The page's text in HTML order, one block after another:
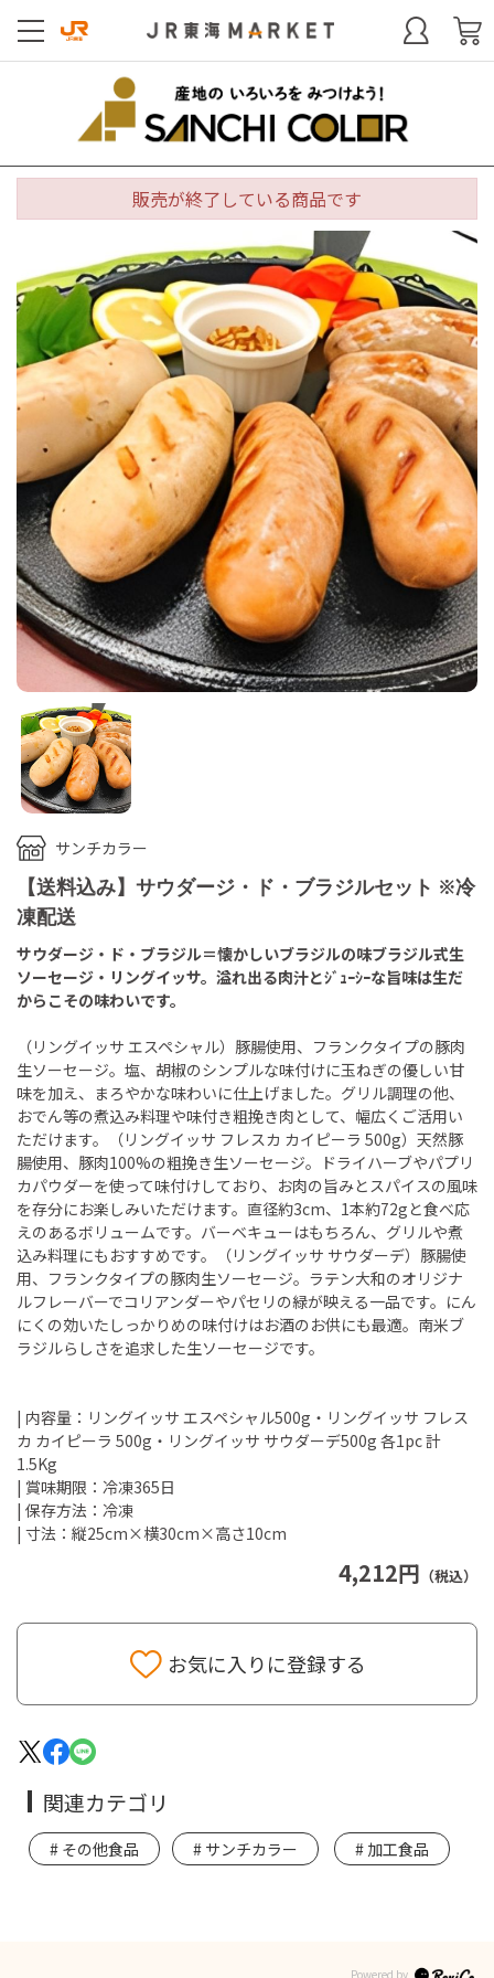
サンチカラー
【送料込み】サウダージ・ド・ブラジルセット ※冷
凍配送
4,212円 （税込）
サウダージ・ド・ブラジル＝懐かしいブラジルの味ブラジル式生
ソーセージ・リングイッサ。溢れ出る肉汁とｼﾞｭｰｼｰな旨味は生だ
からこその味わいです。
（リングイッサ エスペシャル）豚腸使用、フランクタイプの豚肉
生ソーセージ。塩、胡椒のシンプルな味付けに玉ねぎの優しい甘
味を加え、まろやかな味わいに仕上げました。グリル調理の他、
おでん等の煮込み料理や味付き粗挽き肉として、幅広くご活用い
ただけます。（リングイッサ フレスカ カイピーラ 500g）天然豚
腸使用、豚肉100%の粗挽き生ソーセージ。ドライハーブやパプリ
カパウダーを使って味付けしており、お肉の旨みとスパイスの風味
を存分にお楽しみいただけます。直径約3cm、1本約72gと食べ応
えのあるボリュームです。バーベキューはもちろん、グリルや煮
込み料理にもおすすめです。（リングイッサ サウダーデ）豚腸使
用、フランクタイプの豚肉生ソーセージ。ラテン大和のオリジナ
ルフレーバーでコリアンダーやパセリの緑が映える一品です。にん
にくの効いたしっかりめの味付けはお酒のお供にも最適。南米ブ
ラジルらしさを追求した生ソーセージです。
| 内容量：リングイッサ エスペシャル500g・リングイッサ フレス
カ カイピーラ 500g・リングイッサ サウダーデ500g 各1pc 計
1.5Kg
| 賞味期限：冷凍365日
| 保存方法：冷凍
| 寸法：縦25cm×横30cm×高さ10cm
お気に入りに登録する
販売が終了している商品です
関連カテゴリ
その他食品 サンチカラー 加工食品